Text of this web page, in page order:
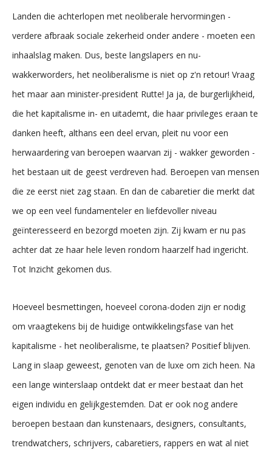
Landen die achterlopen met neoliberale hervormingen -
verdere afbraak sociale zekerheid onder andere - moeten een
inhaalslag maken. Dus, beste langslapers en nu-
wakkerworders, het neoliberalisme is niet op z'n retour! Vraag
het maar aan minister-president Rutte! Ja ja, de burgerlijkheid,
die het kapitalisme in- en uitademt, die haar privileges eraan te
danken heeft, althans een deel ervan, pleit nu voor een
herwaardering van beroepen waarvan zij - wakker geworden -
het bestaan uit de geest verdreven had. Beroepen van mensen
die ze eerst niet zag staan. En dan de cabaretier die merkt dat
we op een veel fundamenteler en liefdevoller niveau
geïnteresseerd en bezorgd moeten zijn. Zij kwam er nu pas
achter dat ze haar hele leven rondom haarzelf had ingericht.
Tot Inzicht gekomen dus.
Hoeveel besmettingen, hoeveel corona-doden zijn er nodig
om vraagtekens bij de huidige ontwikkelingsfase van het
kapitalisme - het neoliberalisme, te plaatsen? Positief blijven.
Lang in slaap geweest, genoten van de luxe om zich heen. Na
een lange winterslaap ontdekt dat er meer bestaat dan het
eigen individu en gelijkgestemden. Dat er ook nog andere
beroepen bestaan dan kunstenaars, designers, consultants,
trendwatchers, schrijvers, cabaretiers, rappers en wat al niet